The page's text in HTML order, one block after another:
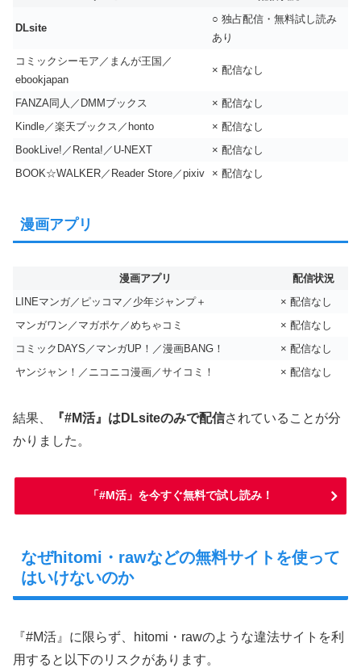
DLsite
○ 独占配信・無料試し読み
あり
コミックシーモア／まんが王国／
ebookjapan
× 配信なし
FANZA同人／DMMブックス
× 配信なし
Kindle／楽天ブックス／honto
× 配信なし
BookLive!／Renta!／U-NEXT
× 配信なし
BOOK☆WALKER／Reader Store／pixiv
× 配信なし
漫画アプリ
漫画アプリ
配信状況
LINEマンガ／ピッコマ／少年ジャンプ＋
× 配信なし
マンガワン／マガポケ／めちゃコミ
× 配信なし
コミックDAYS／マンガUP！／漫画BANG！
× 配信なし
ヤンジャン！／ニコニコ漫画／サイコミ！
× 配信なし
結果、 『#M活』はDLsiteのみで配信されていることが分
かりました。
「#M活」を今すぐ無料で試し読み！
なぜhitomi・rawなどの無料サイトを使って
はいけないのか
『#M活』に限らず、hitomi・rawのような違法サイトを利
用すると以下のリスクがあります。